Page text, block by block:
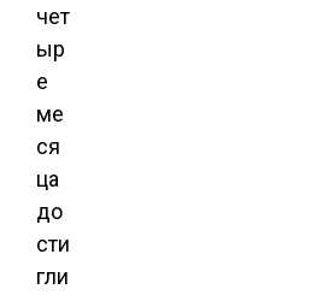
чет
ыр
е
ме
ся
ца
до
сти
гли